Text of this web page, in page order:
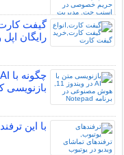
گیفت
رایگان
بازنویسی
با این